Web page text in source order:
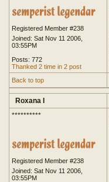
Registered Member #238
Joined: Sat Nov 11 2006,
03:55PM
Posts: 772
Thanked 2 time in 2 post
Back to top
Roxana I
**********
Registered Member #238
Joined: Sat Nov 11 2006,
03:55PM